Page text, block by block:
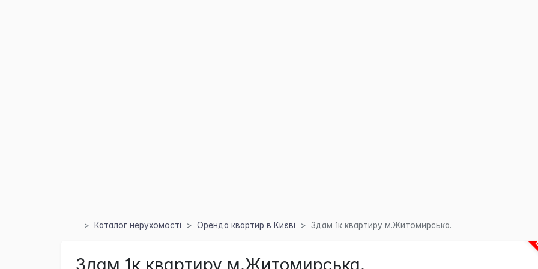
Каталог нерухомості Оренда квартир в Києві Здам 1к квартиру м.Житомирська.
Здам 1к квартиру м.Житомирська.